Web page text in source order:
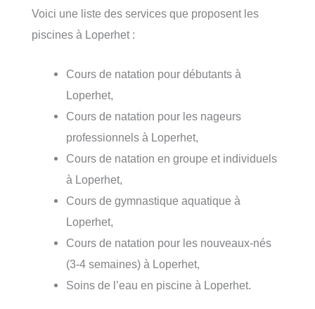
Voici une liste des services que proposent les
piscines à Loperhet :
Cours de natation pour débutants à
Loperhet,
Cours de natation pour les nageurs
professionnels à Loperhet,
Cours de natation en groupe et individuels
à Loperhet,
Cours de gymnastique aquatique à
Loperhet,
Cours de natation pour les nouveaux-nés
(3-4 semaines) à Loperhet,
Soins de l’eau en piscine à Loperhet.